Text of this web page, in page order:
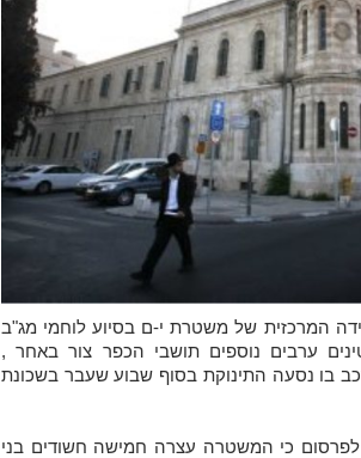
המרכזית של משטרת י-ם בסיוע לוחמי מג"ב
לחקירה לפנות בוקר 2 קטינים ערבים נוספים תושבי הכפר צור באחר ,
בו נסעה התינוקת בסוף שבוע שעבר בשכונת
כי המשטרה עצרה חמישה חשודים בני